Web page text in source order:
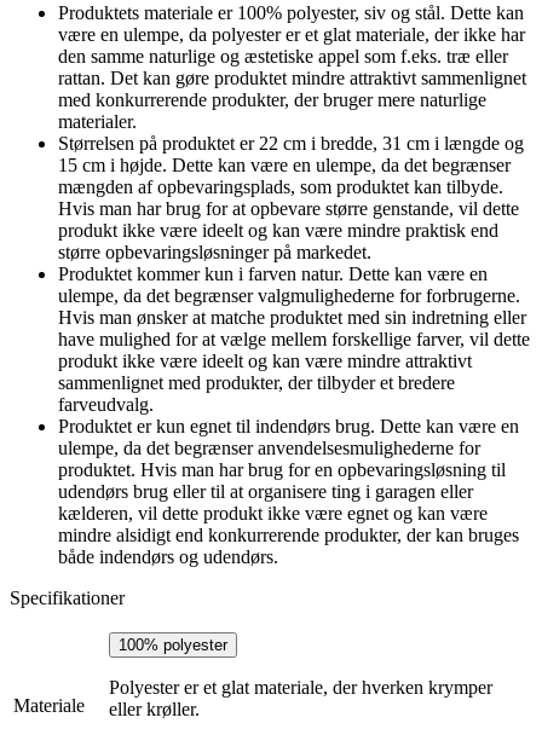
Produktets materiale er 100% polyester, siv og stål. Dette kan
være en ulempe, da polyester er et glat materiale, der ikke har
den samme naturlige og æstetiske appel som f.eks. træ eller
rattan. Det kan gøre produktet mindre attraktivt sammenlignet
med konkurrerende produkter, der bruger mere naturlige
materialer.
Størrelsen på produktet er 22 cm i bredde, 31 cm i længde og
15 cm i højde. Dette kan være en ulempe, da det begrænser
mængden af opbevaringsplads, som produktet kan tilbyde.
Hvis man har brug for at opbevare større genstande, vil dette
produkt ikke være ideelt og kan være mindre praktisk end
større opbevaringsløsninger på markedet.
Produktet kommer kun i farven natur. Dette kan være en
ulempe, da det begrænser valgmulighederne for forbrugerne.
Hvis man ønsker at matche produktet med sin indretning eller
have mulighed for at vælge mellem forskellige farver, vil dette
produkt ikke være ideelt og kan være mindre attraktivt
sammenlignet med produkter, der tilbyder et bredere
farveudvalg.
Produktet er kun egnet til indendørs brug. Dette kan være en
ulempe, da det begrænser anvendelsesmulighederne for
produktet. Hvis man har brug for en opbevaringsløsning til
udendørs brug eller til at organisere ting i garagen eller
kælderen, vil dette produkt ikke være egnet og kan være
mindre alsidigt end konkurrerende produkter, der kan bruges
både indendørs og udendørs.
Specifikationer
Materiale
100% polyester
Polyester er et glat materiale, der hverken krymper
eller krøller.